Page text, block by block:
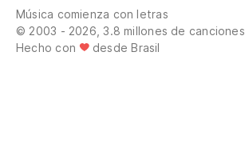
Música comienza con letras
© 2003 - 2026, 3.8 millones de canciones
Hecho con
desde Brasil